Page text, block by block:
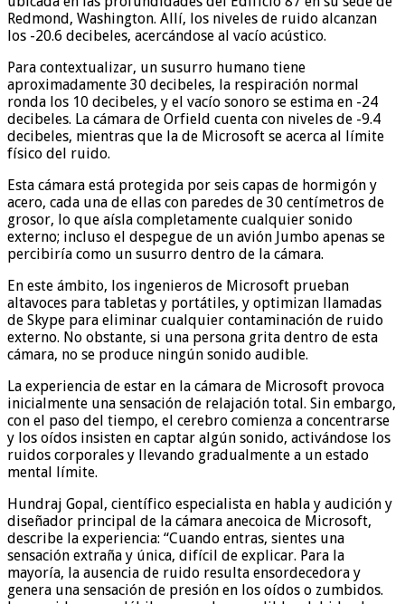
Redmond, Washington. Allí, los niveles de ruido alcanzan
los -20.6 decibeles, acercándose al vacío acústico.
Para contextualizar, un susurro humano tiene
aproximadamente 30 decibeles, la respiración normal
ronda los 10 decibeles, y el vacío sonoro se estima en -24
decibeles. La cámara de Orfield cuenta con niveles de -9.4
decibeles, mientras que la de Microsoft se acerca al límite
físico del ruido.
Esta cámara está protegida por seis capas de hormigón y
acero, cada una de ellas con paredes de 30 centímetros de
grosor, lo que aísla completamente cualquier sonido
externo; incluso el despegue de un avión Jumbo apenas se
percibiría como un susurro dentro de la cámara.
En este ámbito, los ingenieros de Microsoft prueban
altavoces para tabletas y portátiles, y optimizan llamadas
de Skype para eliminar cualquier contaminación de ruido
externo. No obstante, si una persona grita dentro de esta
cámara, no se produce ningún sonido audible.
La experiencia de estar en la cámara de Microsoft provoca
inicialmente una sensación de relajación total. Sin embargo,
con el paso del tiempo, el cerebro comienza a concentrarse
y los oídos insisten en captar algún sonido, activándose los
ruidos corporales y llevando gradualmente a un estado
mental límite.
Hundraj Gopal, científico especialista en habla y audición y
diseñador principal de la cámara anecoica de Microsoft,
describe la experiencia: “Cuando entras, sientes una
sensación extraña y única, difícil de explicar. Para la
mayoría, la ausencia de ruido resulta ensordecedora y
genera una sensación de presión en los oídos o zumbidos.